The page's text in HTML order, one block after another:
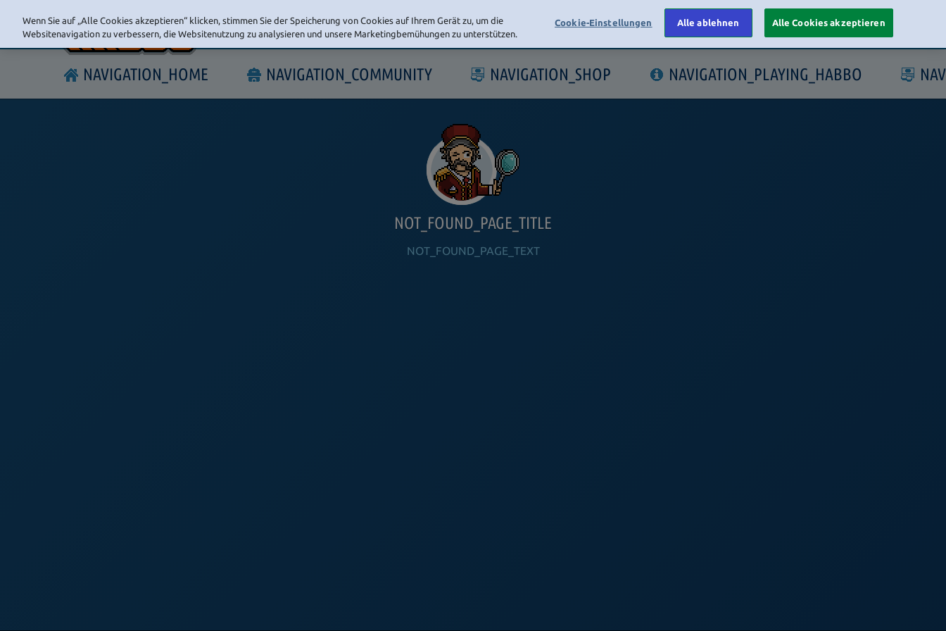
LOGIN
NAVIGATION_HOME NAVIGATION_COMMUNITY NAVIGATION_SHOP NAVIGATION_PLAYING_HABBO
NOT_FOUND_PAGE_TITLE
NOT_FOUND_PAGE_TEXT
Wenn Sie auf „Alle Cookies akzeptieren“ klicken, stimmen Sie der Speicherung von Cookies auf Ihrem Gerät zu, um die
Websitenavigation zu verbessern, die Websitenutzung zu analysieren und unsere Marketingbemühungen zu unterstützen.
Cookie-Einstellungen Alle ablehnen Alle Cookies akzeptieren